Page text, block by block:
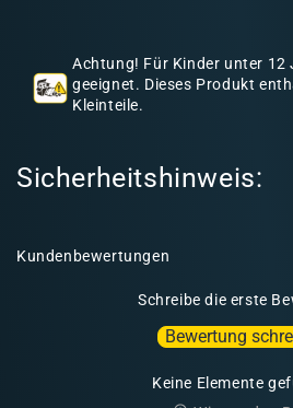
Achtung! Für Kinder unter 12
geeignet. Dieses Produkt
Kleinteile.
Sicherheitshinweis:
Kundenbewertungen
Schreibe die erste
Bewertung
Keine Elemente